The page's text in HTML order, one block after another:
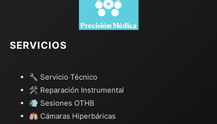
SERVICIOS
🔧 Servicio Técnico
🛠️ Reparación Instrumental
💨 Sesiones OTHB
🫁 Cámaras Hiperbáricas